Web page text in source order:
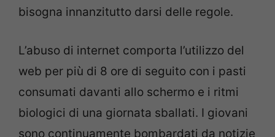
bisogna innanzitutto darsi delle regole.
L’abuso di internet comporta l’utilizzo del
web per più di 8 ore di seguito con i pasti
consumati davanti allo schermo e i ritmi
biologici di una giornata sballati. I giovani
sono continuamente bombardati da notizie